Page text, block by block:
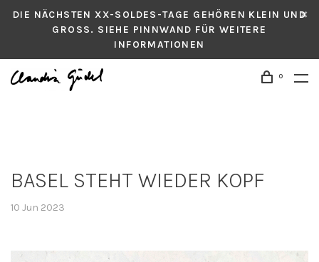
DIE NÄCHSTEN XX-SOLDES-TAGE GEHÖREN KLEIN UND
GROSS. SIEHE PINNWAND FÜR WEITERE
INFORMATIONEN
0
BASEL STEHT WIEDER KOPF
10 Jun 2023